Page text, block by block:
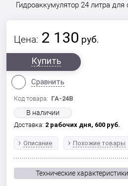
Гидроаккумулятор 24 литра
Цена: 2 130 руб.
Купить
Сравнить
Код товара: ГА-24В
В наличии
Доставка: 2 рабочих дня, 600 руб.
Описание Похожие товары
Технические характеристики